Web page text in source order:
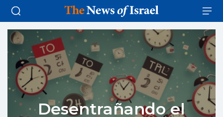
Desentrañando el